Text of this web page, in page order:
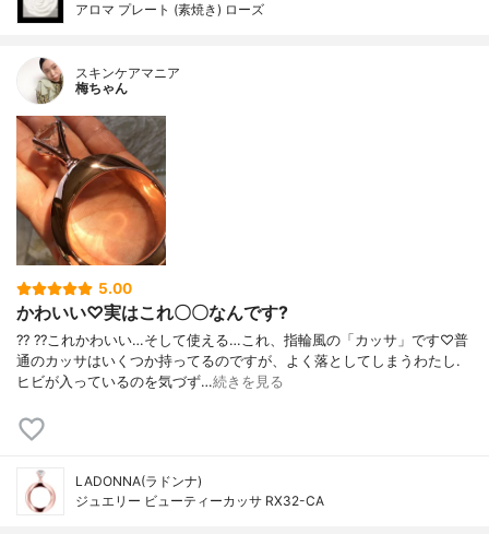
アロマ プレート (素焼き) ローズ
スキンケアマニア
梅ちゃん
5.00
かわいい♡実はこれ〇〇なんです?
?? ??これかわいい…そして使える…これ、指輪風の「カッサ」です♡普
通のカッサはいくつか持ってるのですが、よく落としてしまうわたし.
ヒビが入っているのを気づず…続きを見る
LADONNA(ラドンナ)
ジュエリー ビューティーカッサ RX32-CA